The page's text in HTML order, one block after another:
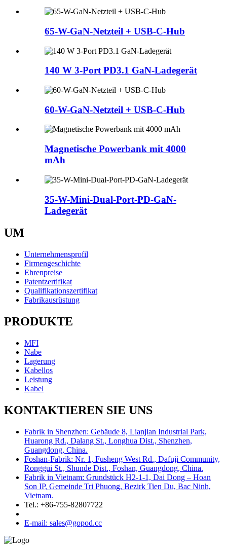
65-W-GaN-Netzteil + USB-C-Hub
140 W 3-Port PD3.1 GaN-Ladegerät
60-W-GaN-Netzteil + USB-C-Hub
Magnetische Powerbank mit 4000
mAh
35-W-Mini-Dual-Port-PD-GaN-
Ladegerät
UM
Unternehmensprofil
Firmengeschichte
Ehrenpreise
Patentzertifikat
Qualifikationszertifikat
Fabrikausrüstung
PRODUKTE
MFI
Nabe
Lagerung
Kabellos
Leistung
Kabel
KONTAKTIEREN SIE UNS
Fabrik in Shenzhen: Gebäude 8, Lianjian Industrial Park,
Huarong Rd., Dalang St., Longhua Dist., Shenzhen,
Guangdong, China.
Foshan-Fabrik: Nr. 1, Fusheng West Rd., Dafuji Community,
Ronggui St., Shunde Dist., Foshan, Guangdong, China.
Fabrik in Vietnam: Grundstück H2-1-1, Dai Dong – Hoan
Son IP, Gemeinde Tri Phuong, Bezirk Tien Du, Bac Ninh,
Vietnam.
Tel.: +86-755-82807722
E-mail: sales@gopod.cc